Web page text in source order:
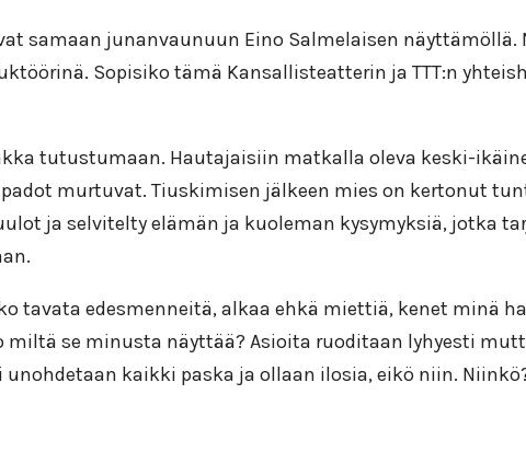
samaan junanvaunuun Eino Salmelaisen
Sopisiko tämä Kansallisteatterin ja TTT:n
tutustumaan. Hautajaisiin matkalla oleva keski-
murtuvat. Tiuskimisen jälkeen mies on kertonut
ja selvitelty elämän ja kuoleman kysymyksiä, jotka
tavata edesmenneitä, alkaa ehkä miettiä, kenet minä
se minusta näyttää? Asioita ruoditaan lyhyesti
kaikki paska ja ollaan ilosia, eikö niin.